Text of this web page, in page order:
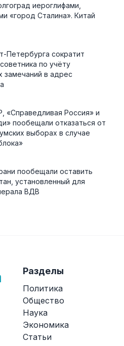
иероглифами,
«город Сталина». Китай
Петербурга сократит
по учёту
замечаний в адрес
Россия» и
пообещали отказаться от
выборах в случае
пообещали оставить
установленный для
ВДВ
Разделы
Политика
Общество
Наука
Экономика
Статьи